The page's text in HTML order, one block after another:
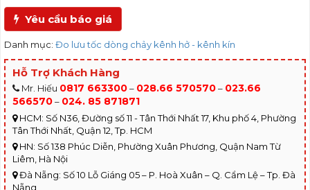
Yêu cầu báo giá
Danh mục: Đo lưu tốc dòng chảy kênh hở - kênh kín
Hỗ Trợ Khách Hàng
Mr. Hiếu 0817 663300– 028.66 570570– 023.66
566570– 024. 85 871871
HCM: Số N36, Đường số 11 - Tân Thới Nhất 17, Khu phố 4, Phường
Tân Thới Nhất, Quận 12, Tp. HCM
HN: Số 138 Phúc Diễn, Phường Xuân Phương, Quận Nam Từ
Liêm, Hà Nội
Đà Nẵng: Số 10 Lỗ Giáng 05 – P. Hoà Xuân – Q. Cẩm Lệ – Tp. Đà
Nẵng